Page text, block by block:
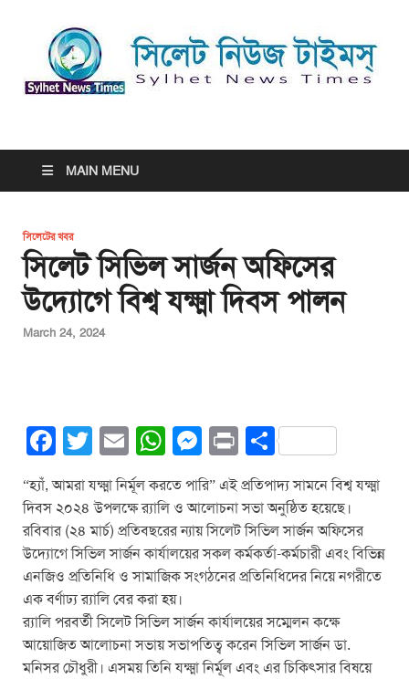
সিলেট নিউজ টাইমস্ | Sylhet
News Times
MAIN MENU
সিলেটের খবর
সিলেট সিভিল সার্জন অফিসের
উদ্যোগে বিশ্ব যক্ষ্মা দিবস পালন
March 24, 2024
F
a
c
e
b
o
o
k
T
wi
tt
er
E
m
ail
W
at
s
A
p
p
M
e
ss
e
n
g
er
Pr
in
t
S
ar
e
“হ্যাঁ, আমরা যক্ষ্মা নির্মূল করতে পারি” এই প্রতিপাদ্য সামনে বিশ্ব যক্ষ্মা
দিবস ২০২৪ উপলক্ষে র‌্যালি ও আলোচনা সভা অনুষ্ঠিত হয়েছে।
রবিবার (২৪ মার্চ) প্রতিবছরের ন্যায় সিলেট সিভিল সার্জন অফিসের
উদ্যোগে সিভিল সার্জন কার্যালয়ের সকল কর্মকর্তা-কর্মচারী এবং বিভিন্ন
এনজিও প্রতিনিধি ও সামাজিক সংগঠনের প্রতিনিধিদের নিয়ে নগরীতে
এক বর্ণাঢ্য র‌্যালি বের করা হয়।
র‌্যালি পরবর্তী সিলেট সিভিল সার্জন কার্যালয়ের সম্মেলন কক্ষে
আয়োজিত আলোচনা সভায় সভাপতিত্ব করেন সিভিল সার্জন ডা.
মনিসর চৌধুরী। এসময় তিনি যক্ষ্মা নির্মূল এবং এর চিকিৎসার বিষয়ে